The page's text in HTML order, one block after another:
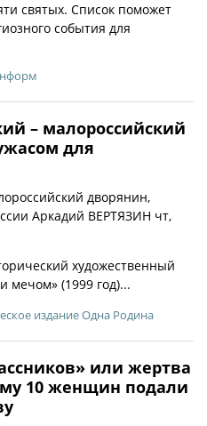
святых. Список поможет
события для
– малороссийский
для
дворянин,
Аркадий ВЕРТЯЗИН чт,
художественный
(1999 год)...
издание Одна Родина
или жертва
10 женщин подали